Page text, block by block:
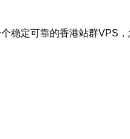
定可靠的香港站群VPS